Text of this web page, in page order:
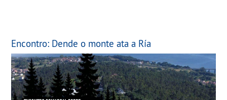
Encontro: Dende o monte ata a Ría